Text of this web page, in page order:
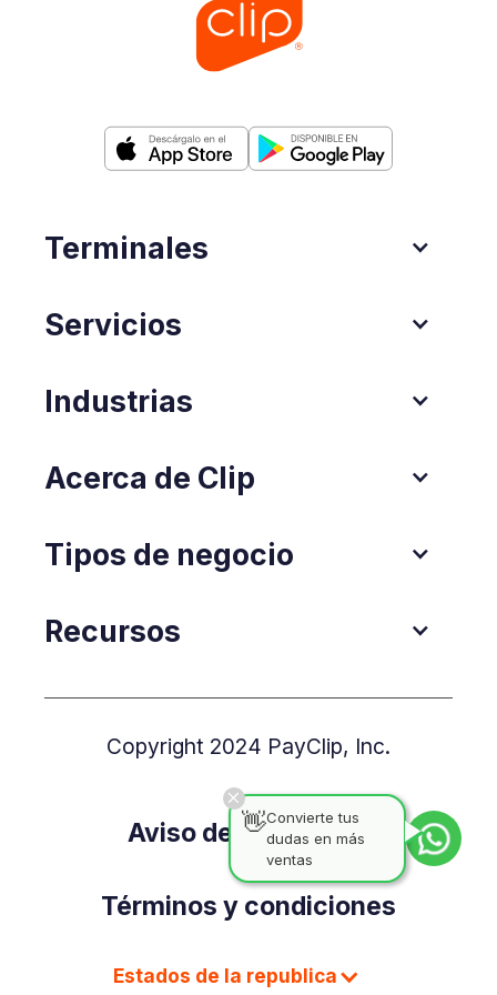
Terminales
Servicios
Industrias
Acerca de Clip
Tipos de negocio
Recursos
Copyright 2024 PayClip, Inc.
Aviso de Privacidad
Términos y condiciones
Estados de la republica
👋Convierte tus
dudas en más
ventas